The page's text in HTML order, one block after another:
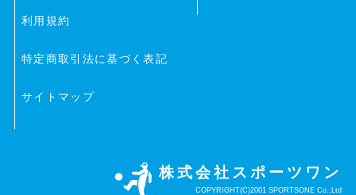
利用規約
特定商取引法に基づく表記
サイトマップ
株式会社スポーツワン
COPYRIGHT(C)2001 SPORTSONE Co.,Ltd